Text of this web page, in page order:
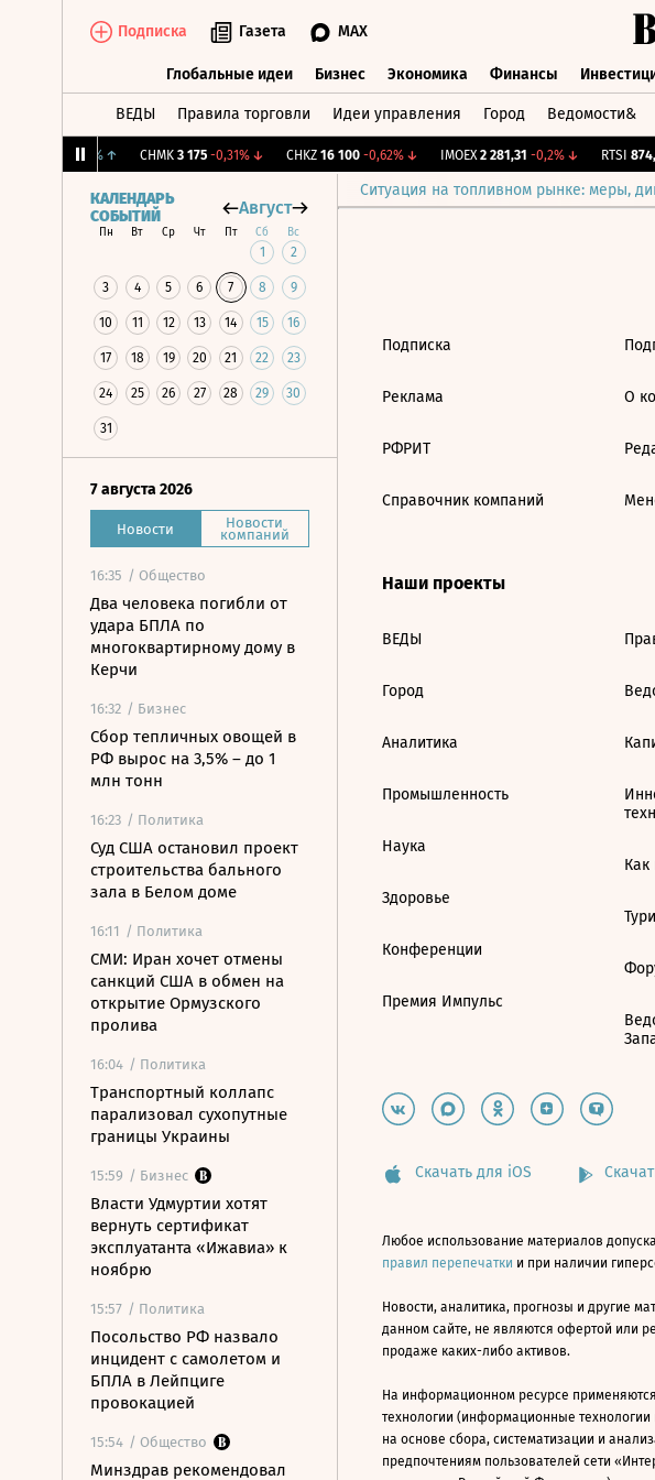
Подписка Газета MAX
Глобальные идеи Бизнес Экономика Финансы
ВЕДЫ Правила торговли Идеи управления Город Ведомости&
↑ CHMK 3 175 -0,31%↓ CHKZ 16 100 -0,62%↓ IMOEX 2 281,31 -0,2%↓ RTSI
Ситуация на топливном рынке: меры,
КАЛЕНДАРЬ
СОБЫТИЙ
Август
Пн Вт Ср Чт Пт Сб Вс
1 2
3 4 5 6 7 8 9
10 11 12 13 14 15 16
17 18 19 20 21 22 23
24 25 26 27 28 29 30
31
7 августа 2026
Новости Новости
компаний
16:35 / Общество
Два человека погибли от
удара БПЛА по
многоквартирному дому в
Керчи
16:32 / Бизнес
Сбор тепличных овощей в
РФ вырос на 3,5% – до 1
млн тонн
16:23 / Политика
Суд США остановил проект
строительства бального
зала в Белом доме
16:11 / Политика
СМИ: Иран хочет отмены
санкций США в обмен на
открытие Ормузского
пролива
16:04 / Политика
Транспортный коллапс
парализовал сухопутные
границы Украины
15:59 / Бизнес
Власти Удмуртии хотят
вернуть сертификат
эксплуатанта «Ижавиа» к
ноябрю
15:57 / Политика
Посольство РФ назвало
инцидент с самолетом и
БПЛА в Лейпциге
провокацией
15:54 / Общество
Минздрав рекомендовал
Подписка
Реклама
РФРИТ
Справочник компаний
О
Наши проекты
ВЕДЫ
Город
Аналитика
Промышленность
Наука
Здоровье
Конференции
Премия Импульс
Как
Скачать для iOS
Любое использование материалов
правил перепечатки и при наличии
Новости, аналитика, прогнозы и другие
данном сайте, не являются офертой или
продаже каких-либо активов.
На информационном ресурсе
технологии (информационные
на основе сбора, систематизации и
предпочтениям пользователей сети